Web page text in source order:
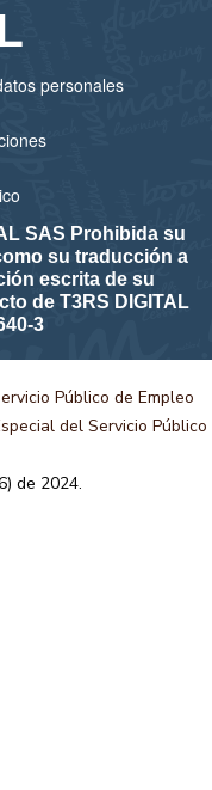
personales
SAS Prohibida su
su traducción a
escrita de su
de T3RS DIGITAL
3
Público de Empleo
del Servicio Público
de 2024.